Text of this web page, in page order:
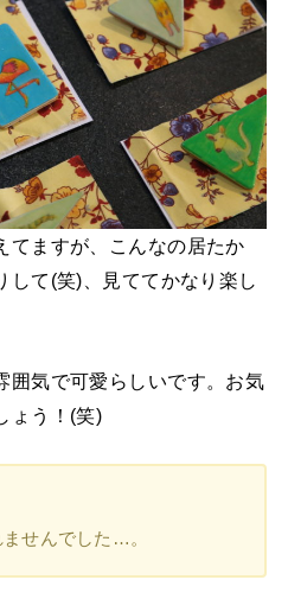
てますが、こんなの居たか
して(笑)、見ててかなり楽し
囲気で可愛らしいです。お気
ょう！(笑)
せんでした…。